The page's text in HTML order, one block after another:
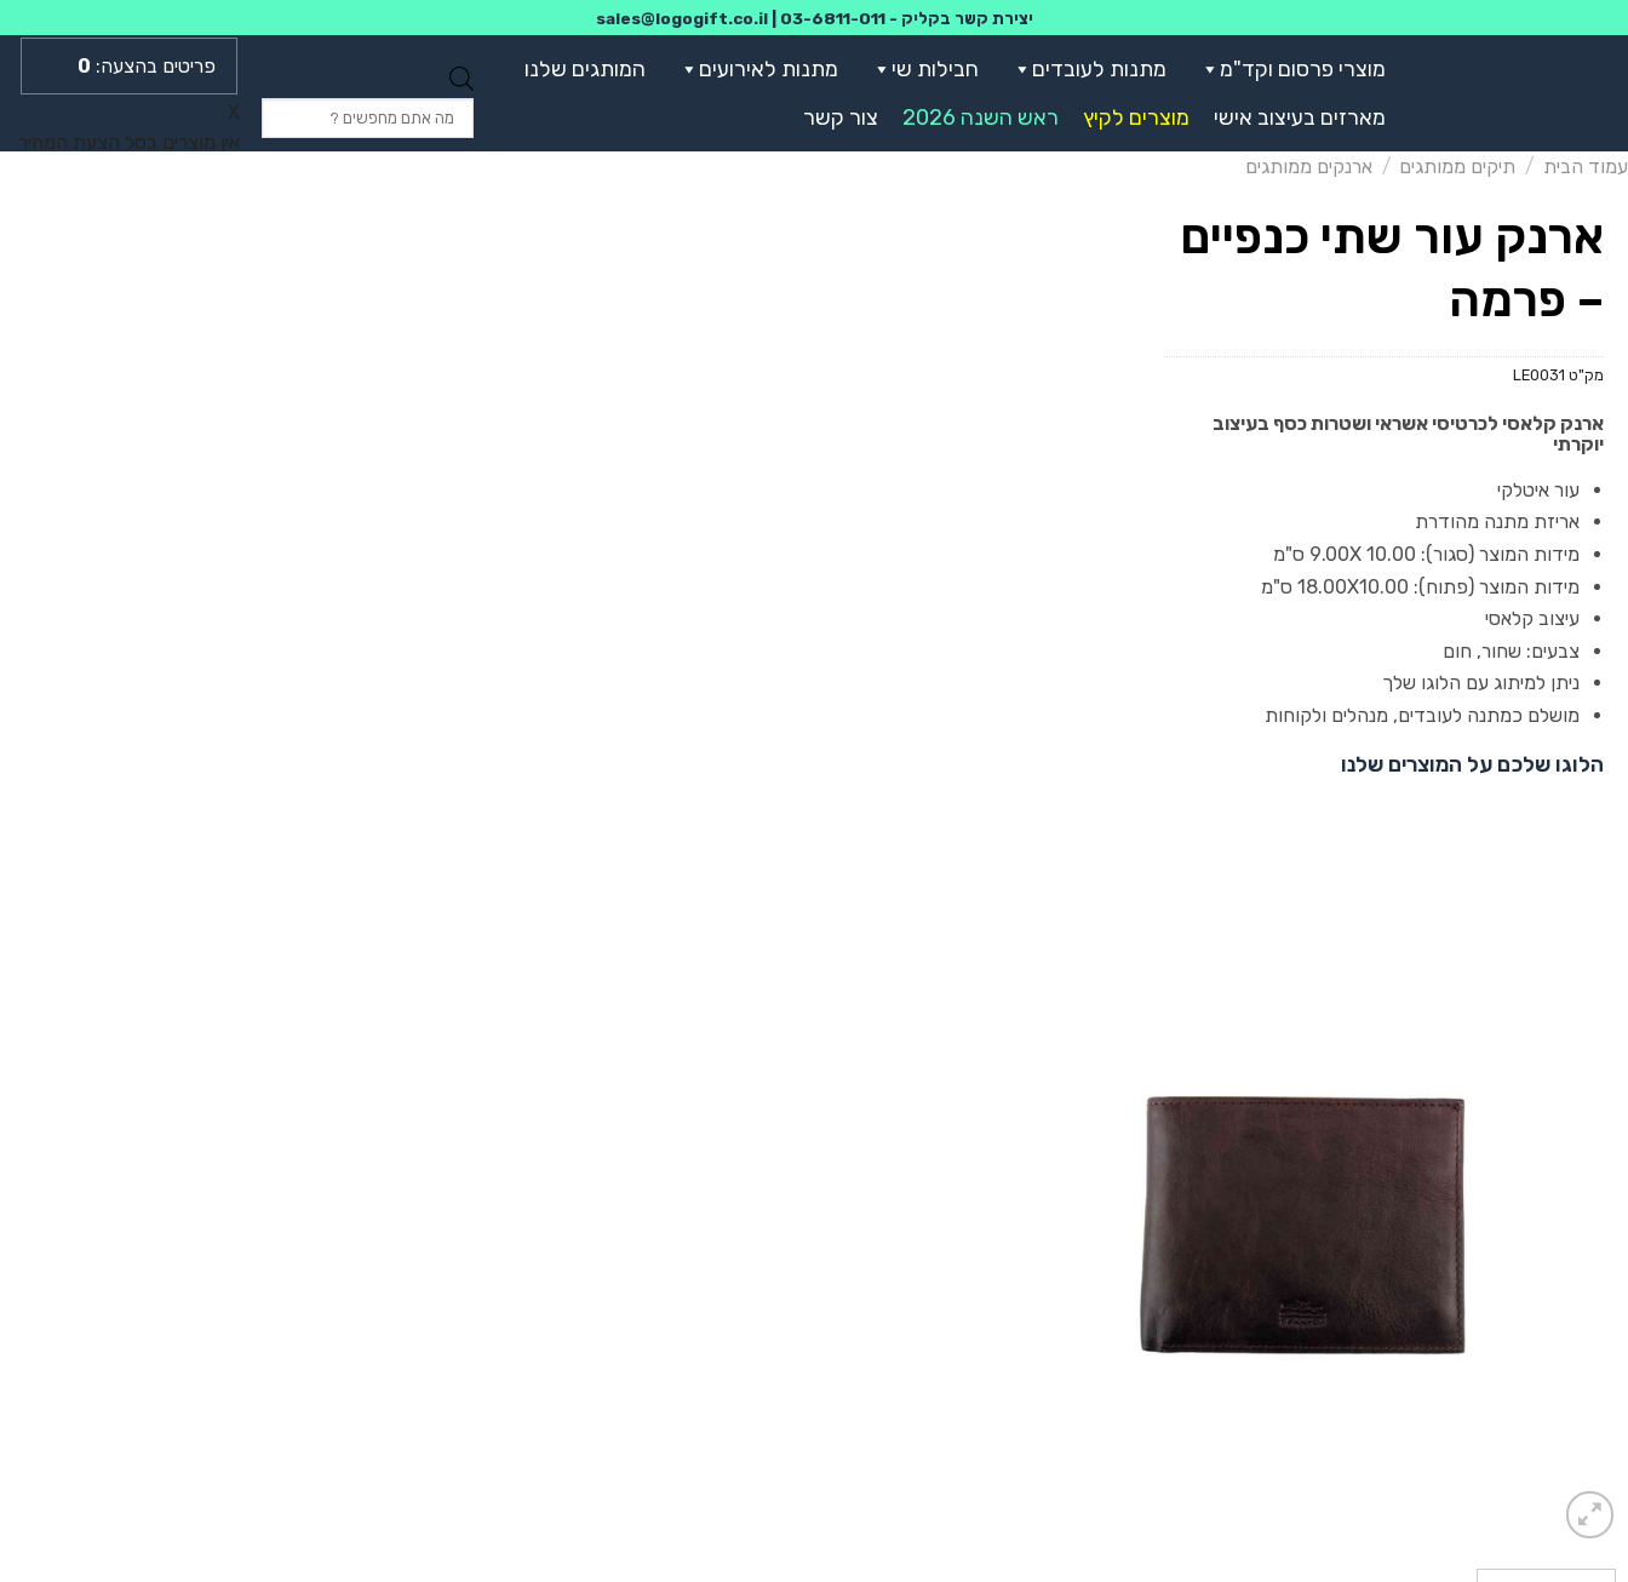
יצירת קשר בקליק -03-6811-011
|
sales@logogift.co.il
מוצרי פרסום וקד"מ מתנות לעובדים חבילות שי מתנות לאירועים
המותגים שלנו
מארזים בעיצוב אישי
מוצרים לקיץ ראש השנה 2026 צור קשר
0
X
אין מוצרים בסל הצעת המחיר
עמוד הבית / תיקים ממותגים / ארנקים ממותגים
ארנק עור שתי כנפיים
– פרמה
מק"ט LE0031
ארנק קלאסי לכרטיסי אשראי ושטרות כסף בעיצוב
יוקרתי
עור איטלקי
אריזת מתנה מהודרת
מידות המוצר (סגור): 9.00X 10.00 ס"מ
מידות המוצר (פתוח): 18.00X10.00 ס"מ
עיצוב קלאסי
צבעים: שחור, חום
ניתן למיתוג עם הלוגו שלך
מושלם כמתנה לעובדים, מנהלים ולקוחות
הלוגו שלכם על המוצרים שלנו